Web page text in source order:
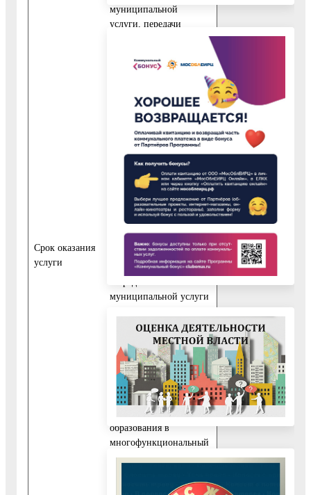
Cрок оказания
услуги
муниципальной
услуги, передачи
муниципальной услуги
многофункционального
центра в Управление
образования, передачи
результата
предоставления
муниципальной услуги
из Управления
образования в
многофункциональный
результата заявителю.
Сроки передачи запроса
муниципальной услуги
документов из
многофункционального
центра в Управление
образования, а также
передачи результата
муниципальной услуги
из Управления
образования в
многофункциональный
центр устанавливаются
взаимодействии между